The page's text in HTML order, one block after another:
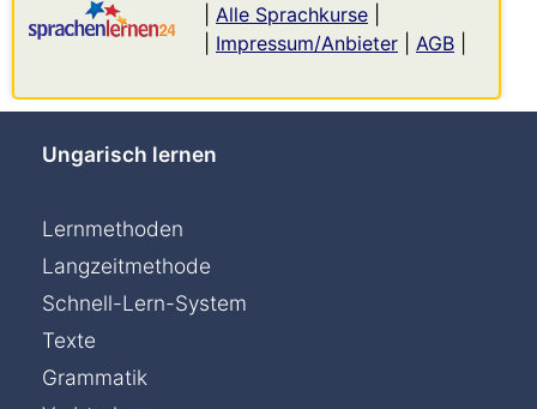
Alle Sprachkurse
Impressum/Anbieter AGB
Ungarisch lernen
Lernmethoden
Langzeitmethode
Schnell-Lern-System
Texte
Grammatik